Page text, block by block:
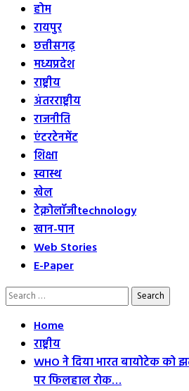
होम
रायपुर
छत्तीसगढ़
मध्यप्रदेश
राष्ट्रीय
अंतरराष्ट्रीय
राजनीति
एंटरटेनमेंट
शिक्षा
स्वास्थ
खेल
टेक्नोलॉजीtechnology
खान-पान
Web Stories
E-Paper
Search
Home
राष्ट्रीय
WHO ने दिया भारत बायोटेक को
पर फिलहाल रोक…